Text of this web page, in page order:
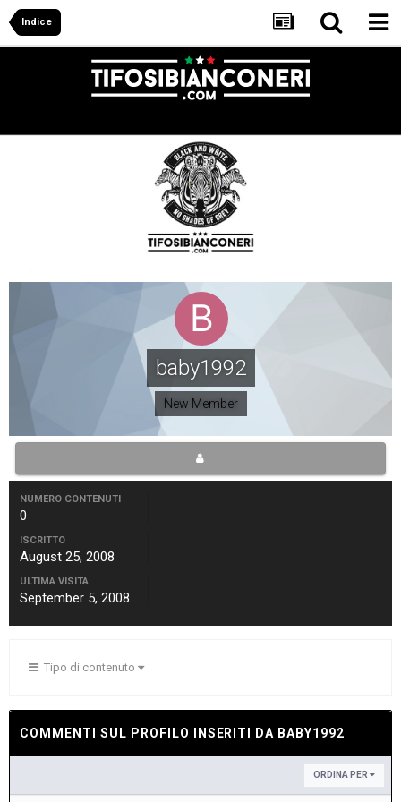
Indice
baby1992
New Member
NUMERO CONTENUTI
0
ISCRITTO
August 25, 2008
ULTIMA VISITA
September 5, 2008
Tipo di contenuto
COMMENTI SUL PROFILO INSERITI DA BABY1992
ORDINA PER